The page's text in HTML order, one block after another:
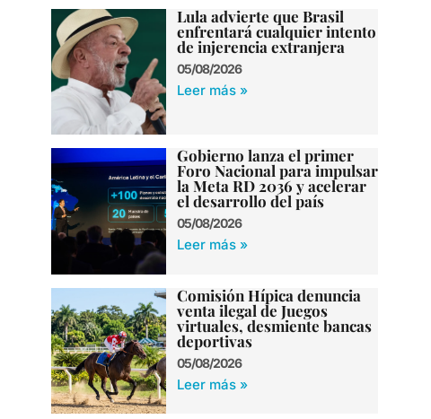
Lula advierte que Brasil
enfrentará cualquier intento
de injerencia extranjera
05/08/2026
Leer más »
Gobierno lanza el primer
Foro Nacional para impulsar
la Meta RD 2036 y acelerar
el desarrollo del país
05/08/2026
Leer más »
Comisión Hípica denuncia
venta ilegal de Juegos
virtuales, desmiente bancas
deportivas
05/08/2026
Leer más »